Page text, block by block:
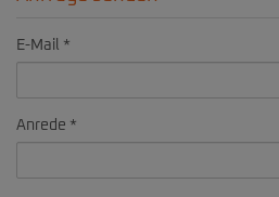
E-Mail
Anrede